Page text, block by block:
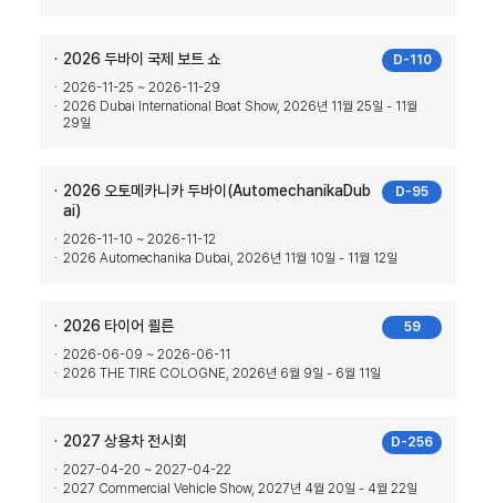
D-110
2026 두바이 국제 보트 쇼
2026-11-25 ~ 2026-11-29
2026 Dubai International Boat Show, 2026년 11월 25일 - 11월
29일
D-95
2026 오토메카니카 두바이(AutomechanikaDub
ai)
2026-11-10 ~ 2026-11-12
2026 Automechanika Dubai, 2026년 11월 10일 - 11월 12일
59
2026 타이어 쾰른
2026-06-09 ~ 2026-06-11
2026 THE TIRE COLOGNE, 2026년 6월 9일 - 6월 11일
D-256
2027 상용차 전시회
2027-04-20 ~ 2027-04-22
2027 Commercial Vehicle Show, 2027년 4월 20일 - 4월 22일